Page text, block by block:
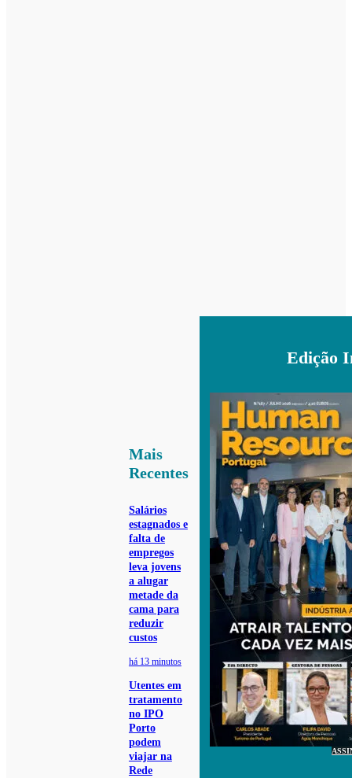
Mais
Recentes
Salários
estagnados e
falta de
empregos
leva jovens
a alugar
metade da
cama para
reduzir
custos
há 13 minutos
Utentes em
tratamento
no IPO
Porto
podem
viajar na
Rede
Edição